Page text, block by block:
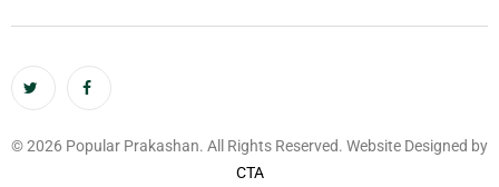
© 2026 Popular Prakashan. All Rights Reserved. Website Designed by
CTA